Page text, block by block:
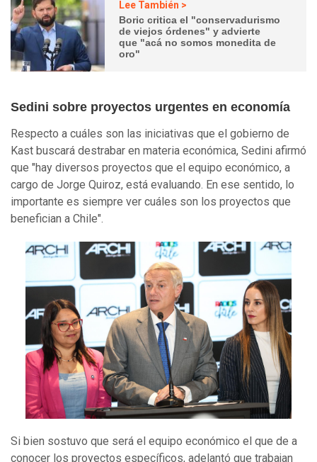
Lee También >
Boric critica el "conservadurismo
de viejos órdenes" y advierte
que "acá no somos monedita de
oro"
Sedini sobre proyectos urgentes en economía
Respecto a cuáles son las iniciativas que el gobierno de
Kast buscará destrabar en materia económica, Sedini afirmó
que "hay diversos proyectos que el equipo económico, a
cargo de Jorge Quiroz, está evaluando. En ese sentido, lo
importante es siempre ver cuáles son los proyectos que
benefician a Chile".
Si bien sostuvo que será el equipo económico el que de a
conocer los proyectos específicos, adelantó que trabajan